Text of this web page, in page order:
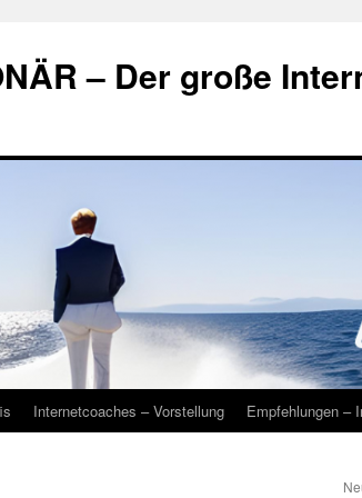
– Der große
Internetcoaches – Vorstellung Empfehlungen –